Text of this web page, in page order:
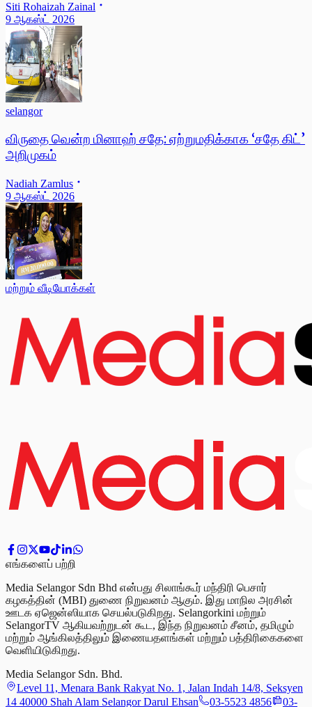
Siti Rohaizah Zainal
9 ஆகஸ்ட் 2026
selangor
விருதை வென்ற மினாஹ் சதே: ஏற்றுமதிக்காக ‘சதே கிட்’
அறிமுகம்
Nadiah Zamlus
9 ஆகஸ்ட் 2026
மற்றும் வீடியோக்கள்
எங்களைப் பற்றி
Media Selangor Sdn Bhd என்பது சிலாங்கூர் மந்திரி பெசார்
கழகத்தின் (MBI) துணை நிறுவனம் ஆகும். இது மாநில அரசின்
ஊடக ஏஜென்ஸியாக செயல்படுகிறது. Selangorkini மற்றும்
SelangorTV ஆகியவற்றுடன் கூட, இந்த நிறுவனம் சீனம், தமிழும்
மற்றும் ஆங்கிலத்திலும் இணையதளங்கள் மற்றும் பத்திரிகைகளை
வெளியிடுகிறது.
Media Selangor Sdn. Bhd.
Level 11, Menara Bank Rakyat No. 1, Jalan Indah 14/8, Seksyen
14 40000 Shah Alam Selangor Darul Ehsan
03-5523 4856 03-